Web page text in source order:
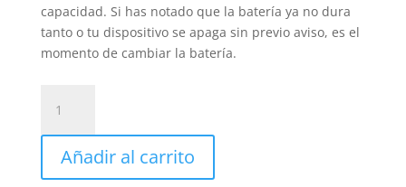
capacidad. Si has notado que la batería ya no dura
tanto o tu dispositivo se apaga sin previo aviso, es el
momento de cambiar la batería.
Batería
Xiaomi
Pad
5
Añadir al carrito